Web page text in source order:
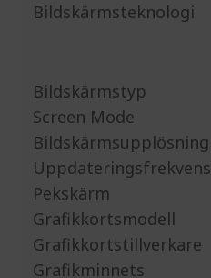
Bildskärmsteknologi
Bildskärmstyp
Screen Mode
Bildskärmsupplösning
Uppdateringsfrekvens
Pekskärm
Grafikkortsmodell
Grafikkortstillverkare
Grafikminnets